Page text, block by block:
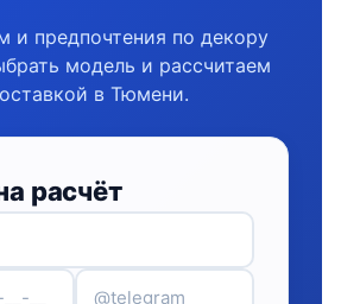
и предпочтения по декору
модель и рассчитаем
в Тюмени.
расчёт